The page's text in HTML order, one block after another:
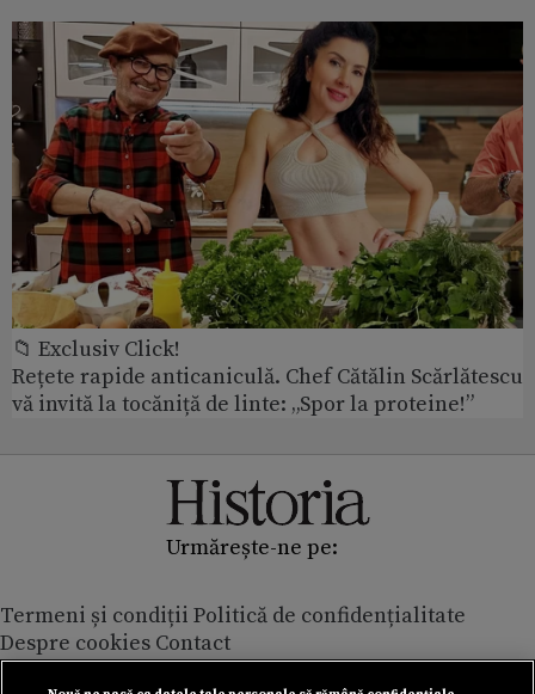
📁 Exclusiv Click!
Rețete rapide anticaniculă. Chef Cătălin Scărlătescu
vă invită la tocăniță de linte: „Spor la proteine!”
Urmărește-ne pe:
Termeni și condiții Politică de confidențialitate
Despre cookies Contact
Modifică preferințe pentru confidențialitate